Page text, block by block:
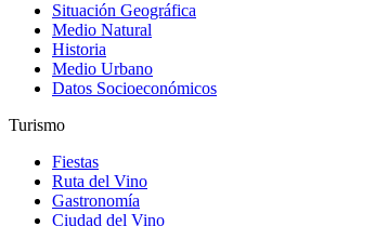
Situación Geográfica
Medio Natural
Historia
Medio Urbano
Datos Socioeconómicos
Turismo
Fiestas
Ruta del Vino
Gastronomía
Ciudad del Vino